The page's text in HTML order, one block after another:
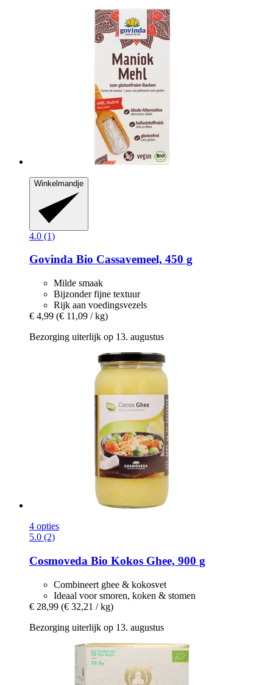
Winkelmandje
4.0 (1)
Govinda Bio Cassavemeel, 450 g
Milde smaak
Bijzonder fijne textuur
Rijk aan voedingsvezels
€ 4,99 (€ 11,09 / kg)
Bezorging uiterlijk op 13. augustus
4 opties
5.0 (2)
Cosmoveda Bio Kokos Ghee, 900 g
Combineert ghee & kokosvet
Ideaal voor smoren, koken & stomen
€ 28,99 (€ 32,21 / kg)
Bezorging uiterlijk op 13. augustus